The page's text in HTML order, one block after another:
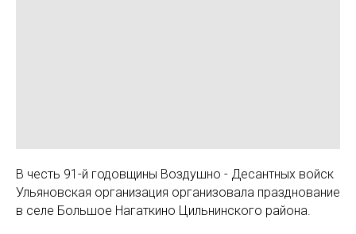
В честь 91-й годовщины Воздушно - Десантных войск
Ульяновская организация организовала празднование
в селе Большое Нагаткино Цильнинского района.